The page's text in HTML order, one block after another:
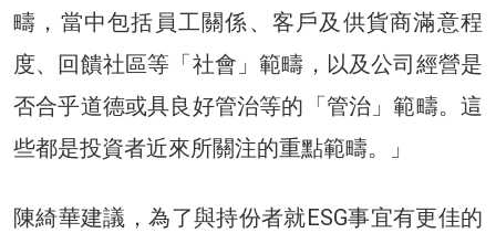
疇，當中包括員工關係、客戶及供貨商滿意程
度、回饋社區等「社會」範疇，以及公司經營是
否合乎道德或具良好管治等的「管治」範疇。這
些都是投資者近來所關注的重點範疇。」
陳綺華建議，為了與持份者就ESG事宜有更佳的